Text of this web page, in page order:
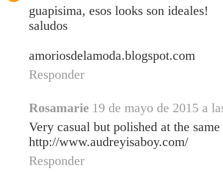
guapisima, esos looks son ideales!
saludos
amoriosdelamoda.blogspot.com
Responder
Rosamarie 19 de mayo de 2015 a
Very casual but polished at the
http://www.audreyisaboy.com/
Responder